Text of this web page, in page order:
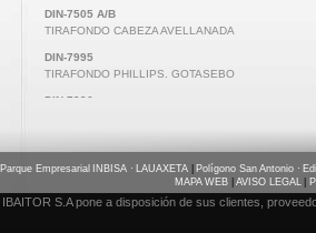
DIN-7505 A/B
TIRAFONDO CABEZA AVELLANADA
DIN-7995
TIRAFONDO PHILLIPS. GOTASEBO
DIN-7996
IBAITOR S.A pone a disposición de sus clientes,
Parque Empresarial INBISA · LAUAXETA
Polígono San Antonio ·
MAPA WEB
AVISO LEGAL